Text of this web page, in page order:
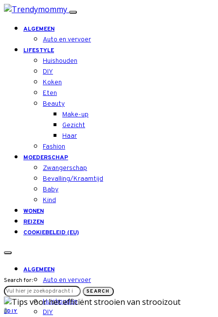
ALGEMEEN
Auto en vervoer
LIFESTYLE
Huishouden
DIY
Koken
Eten
Beauty
Make-up
Gezicht
Haar
Fashion
MOEDERSCHAP
Zwangerschap
Bevalling/Kraamtijd
Baby
Kind
WONEN
REIZEN
COOKIEBELEID (EU)
ALGEMEEN
Auto en vervoer
LIFESTYLE
Huishouden
DIY
Search for:
SEARCH
DDIY